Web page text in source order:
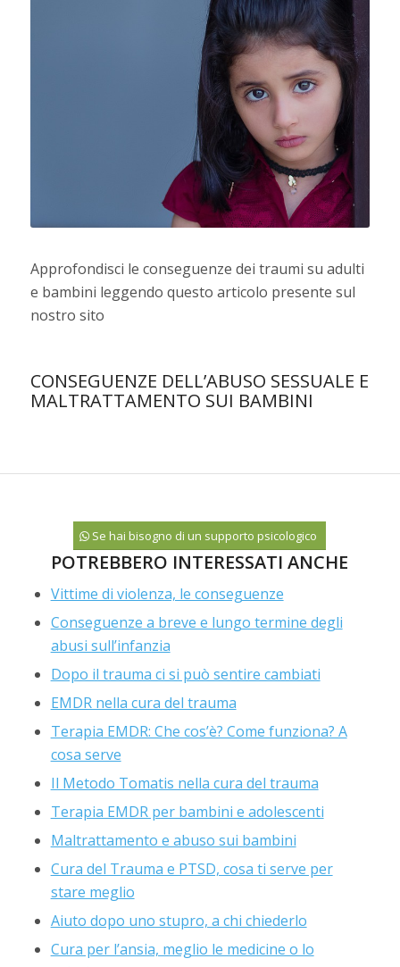
Approfondisci le conseguenze dei traumi su adulti
e bambini leggendo questo articolo presente sul
nostro sito
CONSEGUENZE DELL’ABUSO SESSUALE E
MALTRATTAMENTO SUI BAMBINI
Se hai bisogno di un supporto psicologico
POTREBBERO INTERESSATI ANCHE
Vittime di violenza, le conseguenze
Conseguenze a breve e lungo termine degli
abusi sull’infanzia
Dopo il trauma ci si può sentire cambiati
EMDR nella cura del trauma
Terapia EMDR: Che cos’è? Come funziona? A
cosa serve
Il Metodo Tomatis nella cura del trauma
Terapia EMDR per bambini e adolescenti
Maltrattamento e abuso sui bambini
Cura del Trauma e PTSD, cosa ti serve per
stare meglio
Aiuto dopo uno stupro, a chi chiederlo
Cura per l’ansia, meglio le medicine o lo